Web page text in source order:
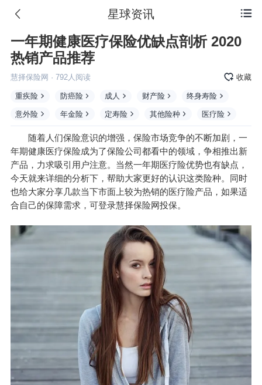
 星球资讯
一年期健康医疗保险优缺点剖析 2020
热销产品推荐
慧择保险网 · 792人阅读 收藏
重疾险 防癌险 成人 财产险 终身寿险
意外险 年金险 定寿险 其他险种 医疗险
随着人们保险意识的增强，保险市场竞争的不断加剧，一
年期健康医疗保险成为了保险公司都看中的领域，争相推出新
产品，力求吸引用户注意。当然一年期医疗险优势也有缺点，
今天就来详细的分析下，帮助大家更好的认识这类险种。同时
也给大家分享几款当下市面上较为热销的医疗险产品，如果适
合自己的保障需求，可登录慧择保险网投保。